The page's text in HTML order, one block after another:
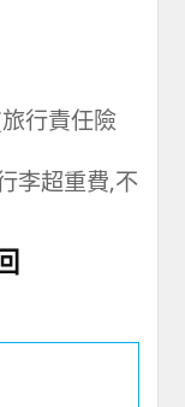
行責任險
李超重費,不